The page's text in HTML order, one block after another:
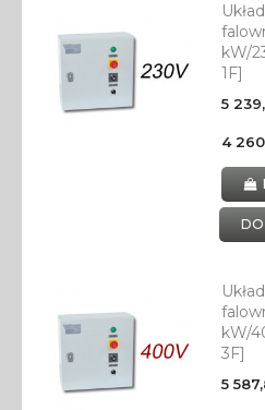
kW/
1F]
5
4
kW/
3F]
5